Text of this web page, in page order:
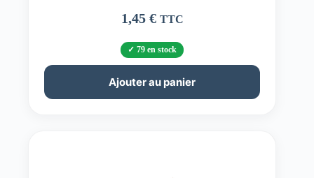
1,45 € TTC
79 en stock
Ajouter au panier